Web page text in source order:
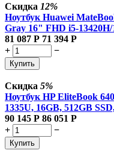
Скидка 12%
Ноутбук Huawei
Gray 16" FHD i5-13420H/
81 087 Р 71 394 Р
+
−
Купить
Скидка 5%
Ноутбук HP EliteBook
1335U, 16GB, 512GB
90 145 Р 86 051 Р
+
−
Купить